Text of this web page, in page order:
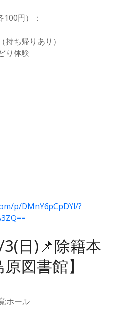
円）：
持ち帰りあり）
り体験
p/DMnY6pCpDYl/?
日)📌除籍本
図書館】
ホール